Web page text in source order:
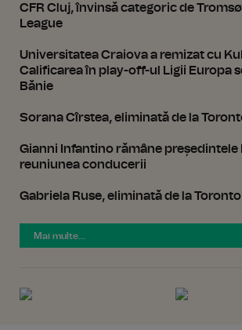
CFR Cluj, învinsă categoric de
League
Universitatea Craiova a remizat cu
Calificarea în play-off-ul Ligii Europa
Bănie
Sorana Cîrstea, eliminată de la
Gianni Infantino rămâne președintele
reuniunea conducerii
Gabriela Ruse, eliminată de la Toronto
Mai multe...